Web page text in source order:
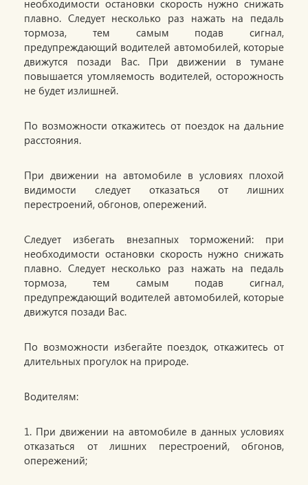
необходимости остановки скорость нужно снижать
плавно. Следует несколько раз нажать на педаль
тормоза, тем самым подав сигнал,
предупреждающий водителей автомобилей, которые
движутся позади Вас. При движении в тумане
повышается утомляемость водителей, осторожность
не будет излишней.
По возможности откажитесь от поездок на дальние
расстояния.
При движении на автомобиле в условиях плохой
видимости следует отказаться от лишних
перестроений, обгонов, опережений.
Следует избегать внезапных торможений: при
необходимости остановки скорость нужно снижать
плавно. Следует несколько раз нажать на педаль
тормоза, тем самым подав сигнал,
предупреждающий водителей автомобилей, которые
движутся позади Вас.
По возможности избегайте поездок, откажитесь от
длительных прогулок на природе.
Водителям:
1. При движении на автомобиле в данных условиях
отказаться от лишних перестроений, обгонов,
опережений;